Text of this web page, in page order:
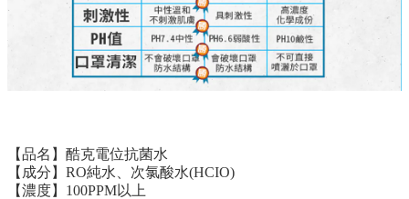
【品名】酷克電位抗菌水
【成分】RO純水、次氯酸水(HCIO)
【濃度】100PPM以上